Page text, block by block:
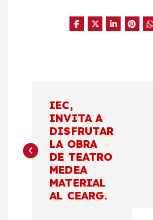
v
IEC,
INVITA A
DISFRUTAR
LA OBRA
DE TEATRO
MEDEA
MATERIAL
AL CEARG.